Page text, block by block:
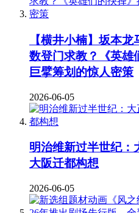
【横井小楠】坂本
数登门求教？《英雄
巨擘筹划的惊人密策
2026-06-05
明治维新过半世纪：
大阪迁都构想
2026-06-05